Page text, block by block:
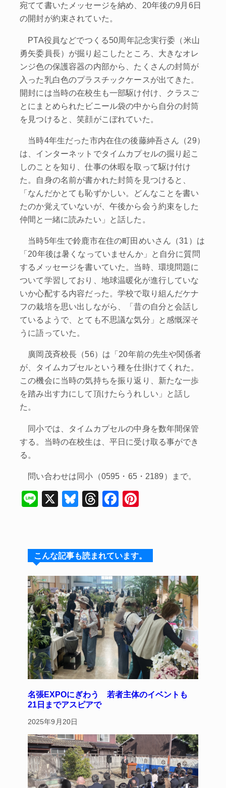
宛てて書いたメッセージを納め、20年後の9月6日
の開封が約束されていた。
PTA役員などでつくる50周年記念実行委（米山
勇矢委員長）が掘り起こしたところ、大きなオレ
ンジ色の保護容器の内部から、たくさんの封筒が
入った乳白色のプラスチックケースが出てきた。
開封には当時の在校生も一部駆け付け、クラスご
とにまとめられたビニール袋の中から自分の封筒
を見つけると、笑顔がこぼれていた。
当時4年生だった市内在住の後藤紳吾さん（29）
は、インターネットでタイムカプセルの掘り起こ
しのことを知り、仕事の休暇を取って駆け付け
た。自身の名前が書かれた封筒を見つけると、
「なんだかとても恥ずかしい。どんなことを書い
たのか覚えていないが、午後から会う約束をした
仲間と一緒に読みたい」と話した。
当時5年生で鈴鹿市在住の町田めいさん（31）は
「20年後は暑くなっていませんか」と自分に質問
するメッセージを書いていた。当時、環境問題に
ついて学習しており、地球温暖化が進行していな
いか心配する内容だった。学校で取り組んだケナ
フの栽培を思い出しながら、「昔の自分と会話し
ているようで、とても不思議な気分」と感慨深そ
うに語っていた。
廣岡茂斉校長（56）は「20年前の先生や関係者
が、タイムカプセルという種を仕掛けてくれた。
この機会に当時の気持ちを振り返り、新たな一歩
を踏み出す力にして頂けたらうれしい」と話し
た。
同小では、タイムカプセルの中身を数年間保管
する。当時の在校生は、平日に受け取る事ができ
る。
問い合わせは同小（0595・65・2189）まで。
Li
X
Bl
s
k
y
T
a
d
s
F
e
b
o
o
k
e
st
こんな記事も読まれています。
名張EXPOにぎわう 若者主体のイベントも
21日までアスピアで
2025年9月20日